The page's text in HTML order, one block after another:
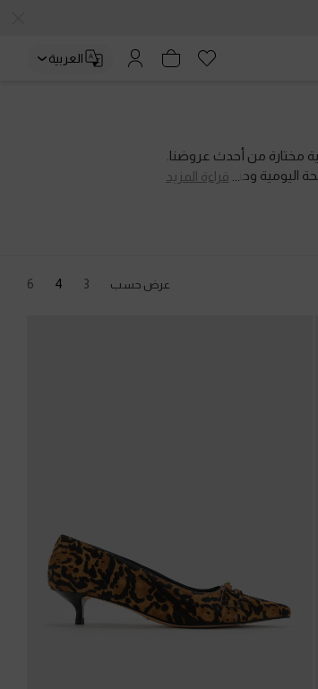
العربية
مختارة من أحدث عروضنا.
اليومية وحتى السنيكرز
قراءة المزيد
عرض حسب 3
4
6